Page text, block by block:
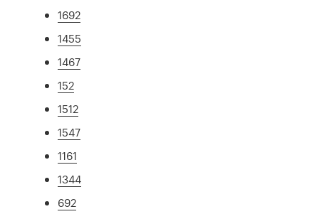
1692
1455
1467
152
1512
1547
1161
1344
692